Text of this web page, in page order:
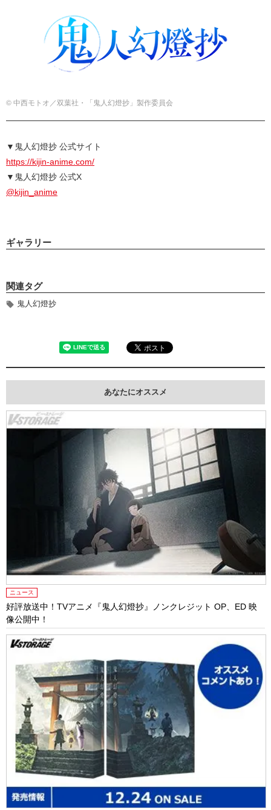
© 中西モトオ／双葉社・「鬼人幻燈抄」製作委員会
▼鬼人幻燈抄 公式サイト
https://kijin-anime.com/
▼鬼人幻燈抄 公式X
@kijin_anime
ギャラリー
関連タグ
鬼人幻燈抄
あなたにオススメ
ニュース
好評放送中！TVアニメ『鬼人幻燈抄』ノンクレジット OP、ED 映
像公開中！